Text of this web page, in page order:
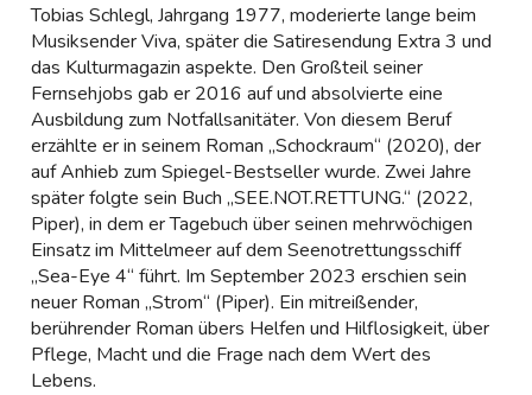
Tobias Schlegl, Jahrgang 1977, moderierte lange beim
Musiksender Viva, später die Satiresendung Extra 3 und
das Kulturmagazin aspekte. Den Großteil seiner
Fernsehjobs gab er 2016 auf und absolvierte eine
Ausbildung zum Notfallsanitäter. Von diesem Beruf
erzählte er in seinem Roman „Schockraum“ (2020), der
auf Anhieb zum Spiegel-Bestseller wurde. Zwei Jahre
später folgte sein Buch „SEE.NOT.RETTUNG.“ (2022,
Piper), in dem er Tagebuch über seinen mehrwöchigen
Einsatz im Mittelmeer auf dem Seenotrettungsschiff
„Sea-Eye 4“ führt. Im September 2023 erschien sein
neuer Roman „Strom“ (Piper). Ein mitreißender,
berührender Roman übers Helfen und Hilflosigkeit, über
Pflege, Macht und die Frage nach dem Wert des
Lebens.